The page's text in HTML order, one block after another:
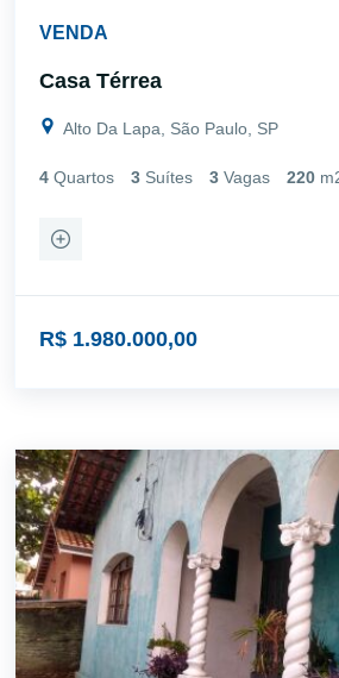
VENDA
Casa Térrea
Alto Da Lapa, São Paulo, SP
4 Quartos 3 Suítes 3 Vagas 220
R$ 1.980.000,00